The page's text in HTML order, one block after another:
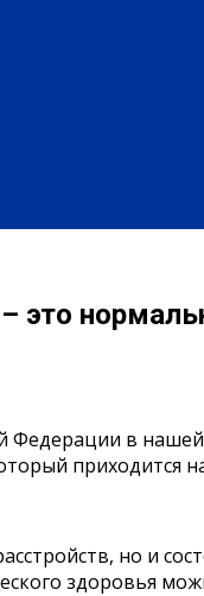
это
в
приходится
но и
здоровья